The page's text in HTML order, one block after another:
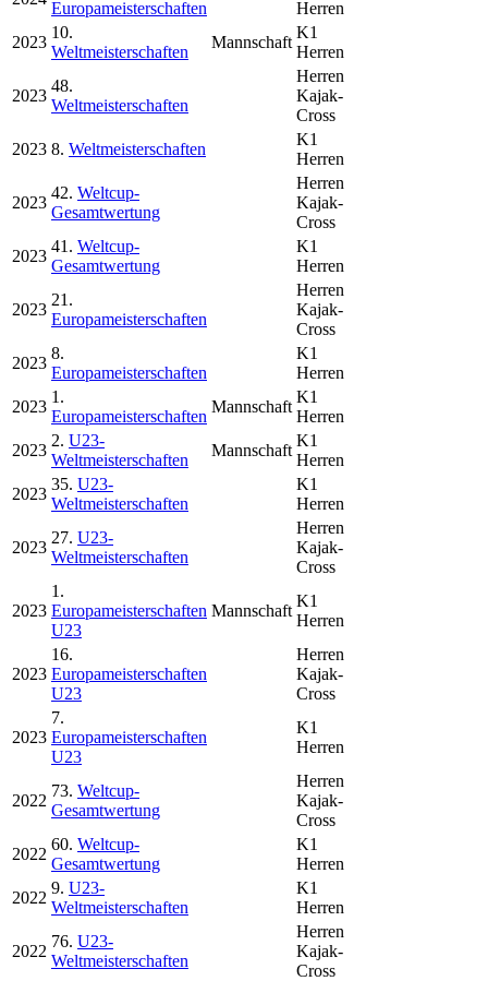
Europameisterschaften
Herren
2023
10.
Weltmeisterschaften
Mannschaft
K1
Herren
2023
48.
Weltmeisterschaften
Herren
Kajak-
Cross
2023 8. Weltmeisterschaften
K1
Herren
2023
42. Weltcup-
Gesamtwertung
Herren
Kajak-
Cross
2023
41. Weltcup-
Gesamtwertung
K1
Herren
2023
21.
Europameisterschaften
Herren
Kajak-
Cross
2023
8.
Europameisterschaften
K1
Herren
2023
1.
Europameisterschaften
Mannschaft
K1
Herren
2023
2. U23-
Weltmeisterschaften
Mannschaft
K1
Herren
2023
35. U23-
Weltmeisterschaften
K1
Herren
2023
27. U23-
Weltmeisterschaften
Herren
Kajak-
Cross
2023
1.
Europameisterschaften
U23
Mannschaft
K1
Herren
2023
16.
Europameisterschaften
U23
Herren
Kajak-
Cross
2023
7.
Europameisterschaften
U23
K1
Herren
2022
73. Weltcup-
Gesamtwertung
Herren
Kajak-
Cross
2022
60. Weltcup-
Gesamtwertung
K1
Herren
2022
9. U23-
Weltmeisterschaften
K1
Herren
2022
76. U23-
Weltmeisterschaften
Herren
Kajak-
Cross